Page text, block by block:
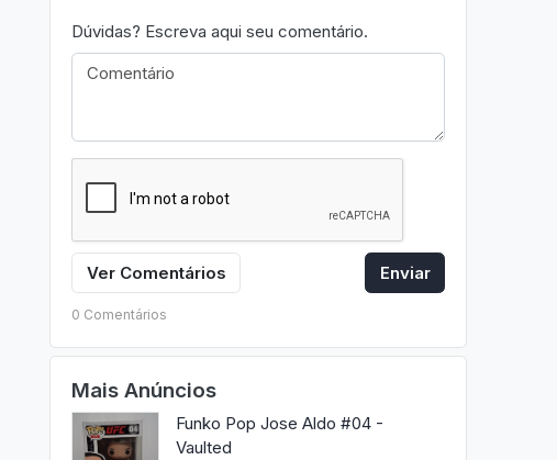
Dúvidas? Escreva aqui seu comentário.
Ver Comentários Enviar
0 Comentários
Mais Anúncios
Funko Pop Jose Aldo #04 -
Vaulted